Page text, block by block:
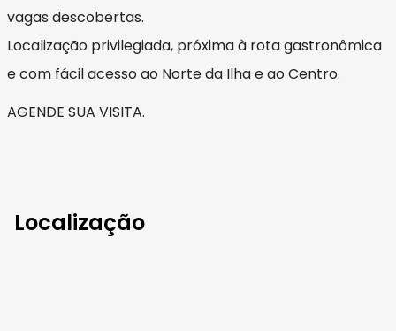
vagas descobertas.
​Localização privilegiada, próxima à rota gastronômica
e com fácil acesso ao Norte da Ilha e ao Centro.
AGENDE SUA VISITA.
Localização